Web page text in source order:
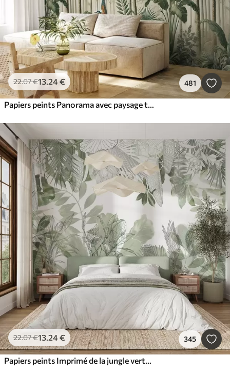
22.07€13.24€ 481
Papiers peints Panorama avec paysage tropical et oiseaux
22.07€13.24€ 345
Papiers peints Imprimé de la jungle verte, plantes et feuilles tropicales sur fond blanc